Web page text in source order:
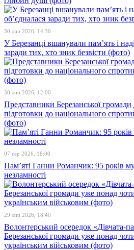
30 лип 2026, 14:36
У Березанці вшанували пам’ять і
заради тих, хто зник безвісти (фото)
30 лип 2026, 12:00
Представники Березанської
підготовки до національного
(фото)
07 сер 2026, 18:00
Пам’яті Ганни Романчик: 95 років
незламності
29 лип 2026, 18:40
Волонтерський осередок «Дівчата-
Березанської громади уже понад
українським військовим (фото)